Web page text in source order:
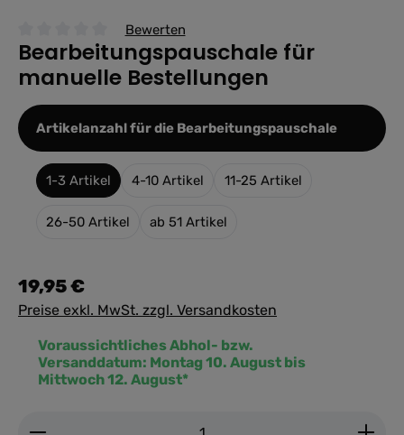
Durchschnittliche Bewertung von 0 von 5 Sternen
Bewerten
Bearbeitungspauschale für
manuelle Bestellungen
Artikelanzahl für die Bearbeitungspauschale
1-3 Artikel 4-10 Artikel 11-25 Artikel
26-50 Artikel ab 51 Artikel
Produkt Anzahl: Gib den gewünschten Wert ein
Voraussichtliches Abhol- bzw.
Versanddatum: Montag 10. August bis
Mittwoch 12. August*
19,95 €
Preise exkl. MwSt. zzgl. Versandkosten